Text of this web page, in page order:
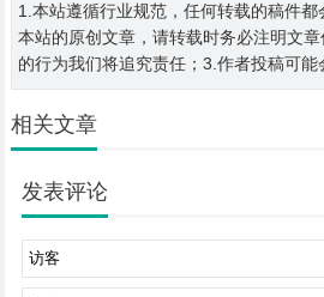
1.本站遵循行业规范，任何转载的稿件都
本站的原创文章，请转载时务必注明文
的行为我们将追究责任；3.作者投稿可能
相关文章
发表评论